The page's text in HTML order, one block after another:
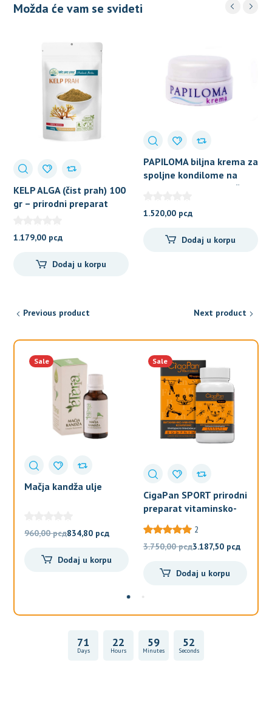
Možda će vam se svideti
KELP ALGA (čist prah) 100
gr – prirodni preparat
1.179,00 рсд
Dodaj u korpu
PAPILOMA biljna krema za
spoljne kondilome na
polnim organima i koži
1.520,00 рсд
Dodaj u korpu
Previous product Next product
Sale
Mačja kandža ulje
960,00рсдOriginalna
je
834,80 рсдTrenutna
je:
Dodaj u korpu
Sale
CigaPan SPORT prirodni
preparat vitaminsko-
mineralni kompleks za
sportiste
2
3.750,00рсдOriginalna
je
3.187,50 рсд
Dodaj u korpu
71
Days
22
Hours
59
Minutes
52
Seconds